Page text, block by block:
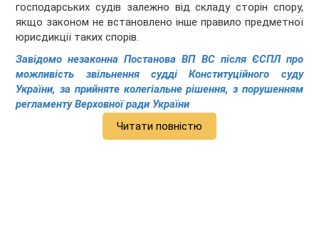
господарських судів залежно від складу сторін спору,
якщо законом не встановлено інше правило предметної
юрисдикції таких спорів.
Завідомо незаконна Постанова ВП ВС після ЄСПЛ про
можливість звільнення судді Конституційного суду
України, за прийняте колегіальне рішення, з порушенням
регламенту Верховної ради України
Читати повністю